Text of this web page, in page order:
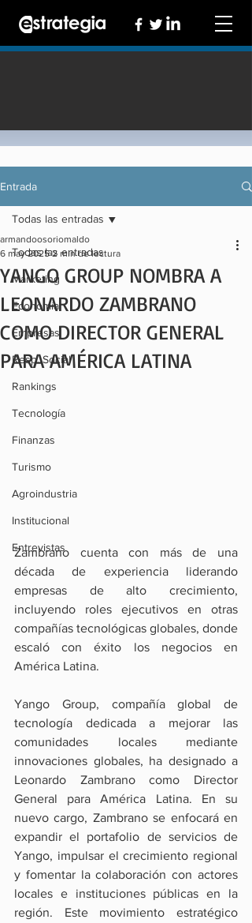
Entrada
Todas las entradas
Marketing
Economía
Empresas
Resp. Social
Rankings
Tecnología
Finanzas
Turismo
Agroindustria
Institucional
Entrevistas
Todas las entradas
YANGO GROUP NOMBRA A
LEONARDO ZAMBRANO
COMO DIRECTOR GENERAL
PARA AMÉRICA LATINA
armandoosoriomaldo
6 may 2025 2 min de lectura
Zambrano cuenta con más de una
década de experiencia liderando
empresas de alto crecimiento,
incluyendo roles ejecutivos en otras
compañías tecnológicas globales, donde
escaló con éxito los negocios en
América Latina.
Yango Group, compañía global de
tecnología dedicada a mejorar las
comunidades locales mediante
innovaciones globales, ha designado a
Leonardo Zambrano como Director
General para América Latina. En su
nuevo cargo, Zambrano se enfocará en
expandir el portafolio de servicios de
Yango, impulsar el crecimiento regional
y fomentar la colaboración con actores
locales e instituciones públicas en la
región. Este movimiento estratégico